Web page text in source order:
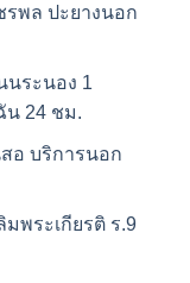
พล ปะยางนอก
นระนอง 1
24 ชม.
อ บริการนอก
พระเกียรติ ร.9